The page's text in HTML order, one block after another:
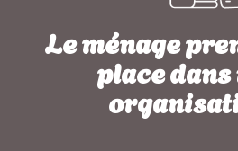
Le ménage
place